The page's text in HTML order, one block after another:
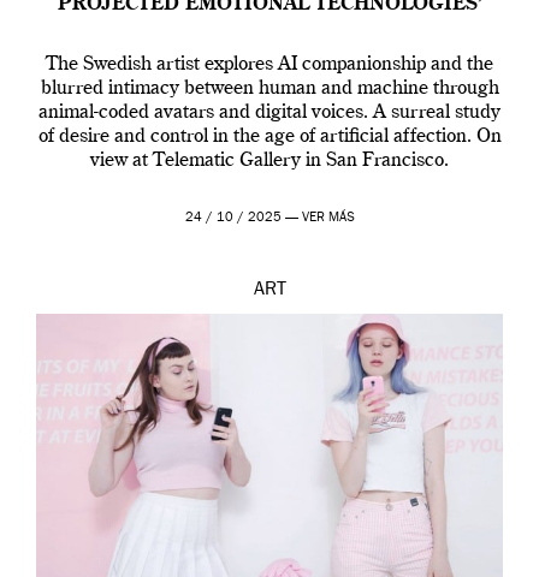
PROJECTED EMOTIONAL TECHNOLOGIES’
The Swedish artist explores AI companionship and the
blurred intimacy between human and machine through
animal-coded avatars and digital voices. A surreal study
of desire and control in the age of artificial affection. On
view at Telematic Gallery in San Francisco.
24 / 10 / 2025 — VER MÁS
ART